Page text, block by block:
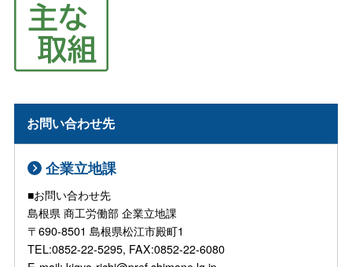
お問い合わせ先
企業立地課
■お問い合わせ先
島根県 商工労働部 企業立地課
〒690-8501 島根県松江市殿町1
TEL:0852-22-5295, FAX:0852-22-6080